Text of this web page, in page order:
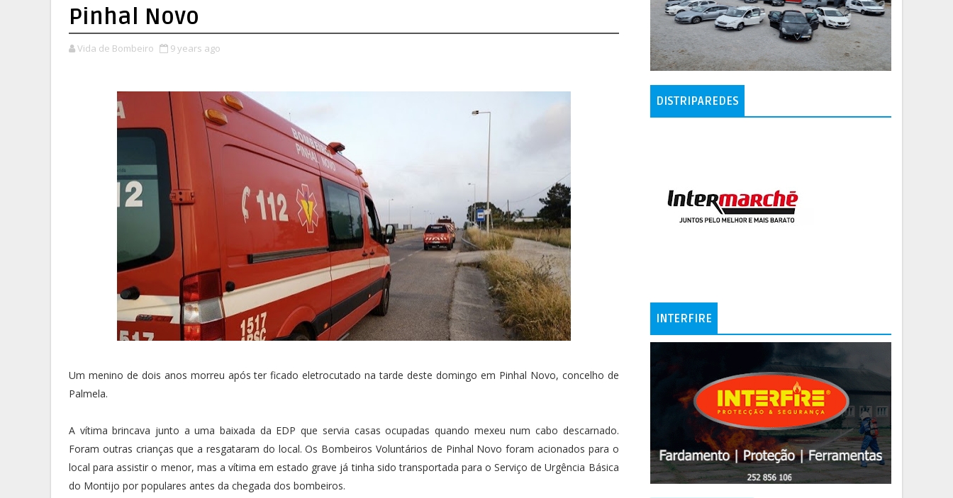
Pinhal Novo
Vida de Bombeiro 9 years ago
Um menino de dois anos morreu após ter ficado eletrocutado na tarde deste domingo em Pinhal Novo, concelho de
Palmela.
A vítima brincava junto a uma baixada da EDP que servia casas ocupadas quando mexeu num cabo descarnado.
Foram outras crianças que a resgataram do local. Os Bombeiros Voluntários de Pinhal Novo foram acionados para o
local para assistir o menor, mas a vítima em estado grave já tinha sido transportada para o Serviço de Urgência Básica
do Montijo por populares antes da chegada dos bombeiros.
DISTRIPAREDES
INTERFIRE